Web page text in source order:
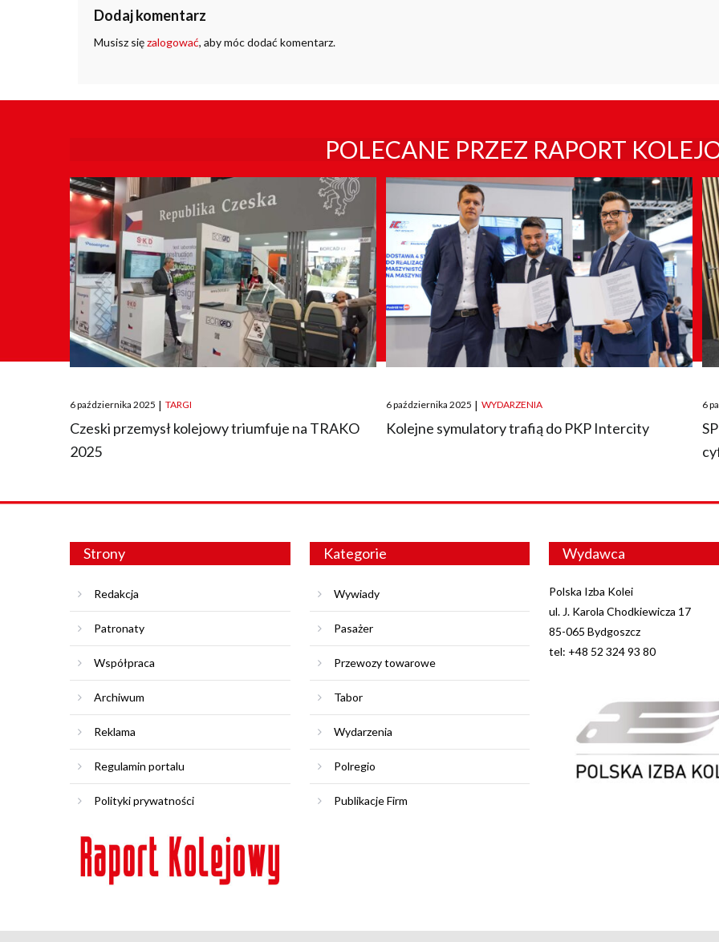
Dodaj komentarz
Musisz sięzalogować, aby móc dodać komentarz.
POLECANE PRZEZ RAPORT
Posted
on
6 października 2025 | TARGI
Czeski przemysł kolejowy triumfuje na TRAKO
2025
Posted
on
6 października 2025 | WYDARZENIA
Kolejne symulatory trafią do PKP Intercity
on
6
Strony
Redakcja
Patronaty
Współpraca
Archiwum
Reklama
Regulamin portalu
Polityki prywatności
Kategorie
Wywiady
Pasażer
Przewozy towarowe
Tabor
Wydarzenia
Polregio
Publikacje Firm
Wydawca
Polska Izba Kolei
ul. J. Karola Chodkiewicza 17
85-065 Bydgoszcz
tel: +48 52 324 93 80